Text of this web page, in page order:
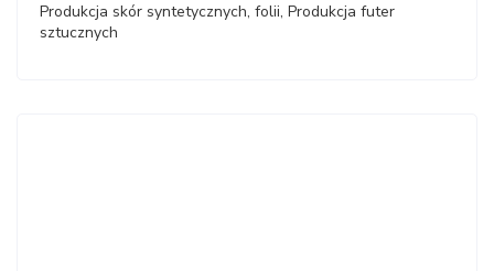
Produkcja skór syntetycznych, folii, Produkcja futer
sztucznych